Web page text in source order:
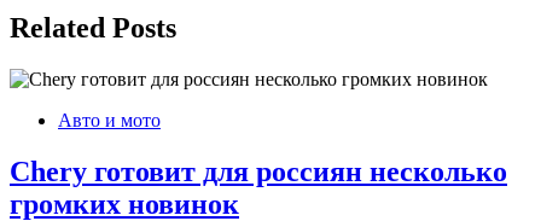
Related Posts
Авто и мото
Chery готовит для россиян несколько
громких новинок